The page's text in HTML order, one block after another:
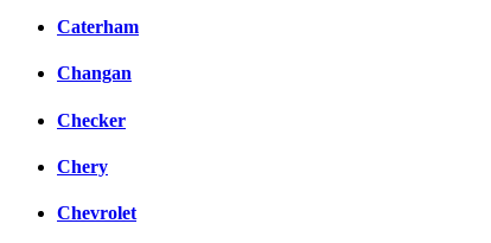
Caterham
Changan
Checker
Chery
Chevrolet